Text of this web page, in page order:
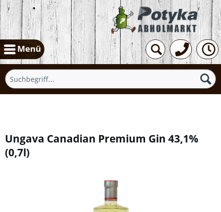
Menü
Ungava Canadian Premium Gin 43,1%
(0,7l)